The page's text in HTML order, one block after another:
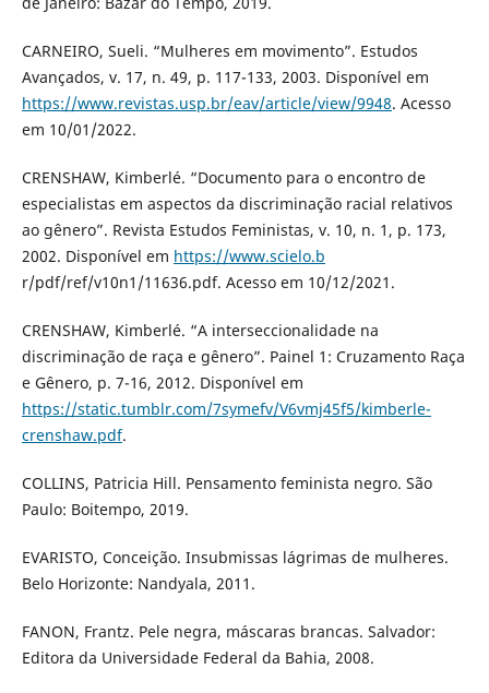
CARNEIRO, Sueli. “Mulheres em movimento”. Estudos
Avançados, v. 17, n. 49, p. 117-133, 2003. Disponível em
https://www.revistas.usp.br/eav/article/view/9948. Acesso
em 10/01/2022.
CRENSHAW, Kimberlé. “Documento para o encontro de
especialistas em aspectos da discriminação racial relativos
ao gênero”. Revista Estudos Feministas, v. 10, n. 1, p. 173,
2002. Disponível em https://www.scielo.b
r/pdf/ref/v10n1/11636.pdf. Acesso em 10/12/2021.
CRENSHAW, Kimberlé. “A interseccionalidade na
discriminação de raça e gênero”. Painel 1: Cruzamento Raça
e Gênero, p. 7-16, 2012. Disponível em
https://static.tumblr.com/7symefv/V6vmj45f5/kimberle-
crenshaw.pdf.
COLLINS, Patricia Hill. Pensamento feminista negro. São
Paulo: Boitempo, 2019.
EVARISTO, Conceição. Insubmissas lágrimas de mulheres.
Belo Horizonte: Nandyala, 2011.
FANON, Frantz. Pele negra, máscaras brancas. Salvador:
Editora da Universidade Federal da Bahia, 2008.